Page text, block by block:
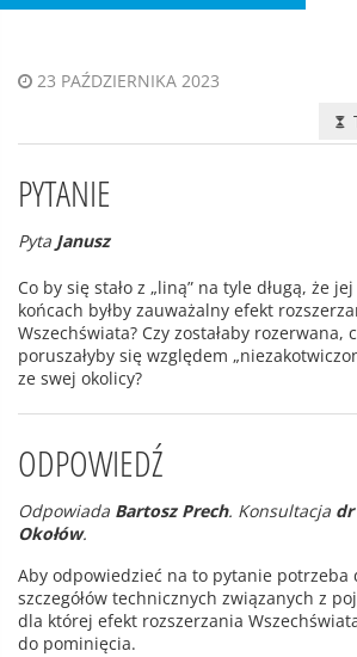
23 PAŹDZIERNIKA 2023
PYTANIE
Pyta Janusz
Co by się stało z „liną” na tyle długą, że
końcach byłby zauważalny efekt
Wszechświata? Czy zostałaby rozerwana,
poruszałyby się względem
ze swej okolicy?
ODPOWIEDŹ
Odpowiada Bartosz Prech. Konsultacja dr
Okołów.
Aby odpowiedzieć na to pytanie potrzeba
szczegółów technicznych związanych z
dla której efekt rozszerzania
do pominięcia.